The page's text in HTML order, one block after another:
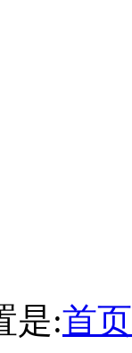
是:首页